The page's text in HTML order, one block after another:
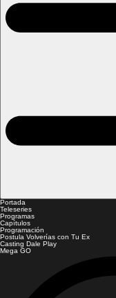
Portada
Teleseries
Programas
Capítulos
Programación
Postula Volverías con Tu Ex
Casting Dale Play
Mega GO